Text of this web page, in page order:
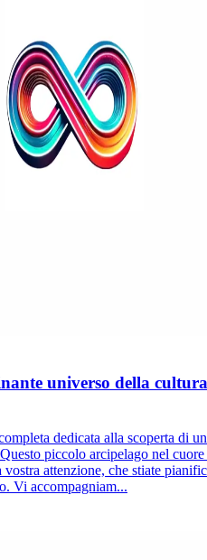
universo della cultura
dedicata alla scoperta di un
piccolo arcipelago nel
attenzione, che stiate
Vi accompagniam...